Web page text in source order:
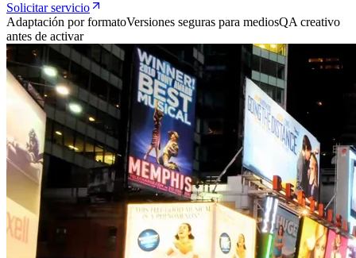
Solicitar servicio
Adaptación por formatoVersiones seguras para mediosQA creativo
antes de activar